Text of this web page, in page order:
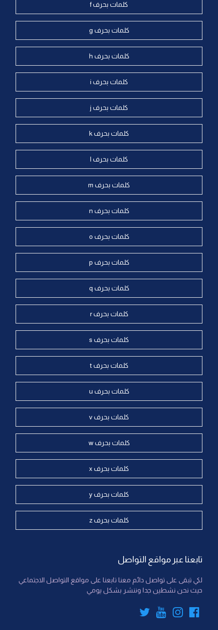
كلمات بحرف f
كلمات بحرف g
كلمات بحرف h
كلمات بحرف i
كلمات بحرف j
كلمات بحرف k
كلمات بحرف l
كلمات بحرف m
كلمات بحرف n
كلمات بحرف o
كلمات بحرف p
كلمات بحرف q
كلمات بحرف r
كلمات بحرف s
كلمات بحرف t
كلمات بحرف u
كلمات بحرف v
كلمات بحرف w
كلمات بحرف x
كلمات بحرف y
كلمات بحرف z
تابعنا عبر مواقع التواصل
لكي تبقى على تواصل دائم معنا تابعنا على مواقع التواصل الاجتماعي
حيث نحن نشطين جدا وننشر بشكل يومي